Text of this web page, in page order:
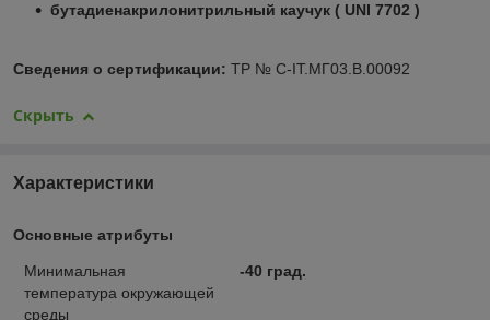
бутадиенакрилонитрильный каучук ( UNI 7702 )
Сведения о сертификации: TP № С-IT.МГ03.В.00092
Скрыть
Характеристики
Основные атрибуты
Минимальная
температура окружающей
среды
-40 град.